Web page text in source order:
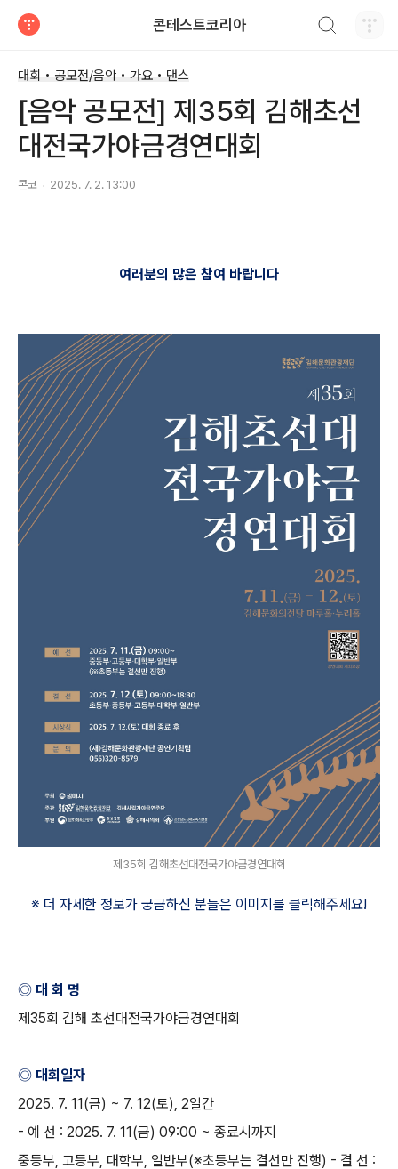
콘테스트코리아
대회 • 공모전/음악 • 가요 • 댄스
[음악 공모전] 제35회 김해초선
대전국가야금경연대회
콘코 2025. 7. 2. 13:00
여러분의 많은 참여 바랍니다
제35회 김해초선대전국가야금경연대회
※ 더 자세한 정보가 궁금하신 분들은 이미지를 클릭해주세요!
◎ 대 회 명
제 35회 김해 초선대전국가야금경연대회
◎ 대회일자
2025. 7. 11(금) ~ 7. 12(토), 2일간
- 예 선 : 2025. 7. 11(금) 09:00 ~ 종료시까지
중등부, 고등부, 대학부, 일반부(※초등부는 결선만 진행) - 결 선 :